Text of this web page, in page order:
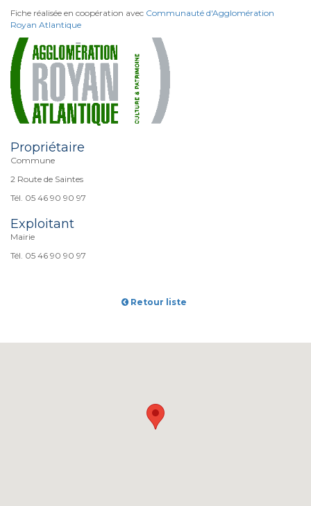
Fiche réalisée en coopération avec Communauté d'Agglomération
Royan Atlantique
Propriétaire
Commune
2 Route de Saintes
Tél. 05 46 90 90 97
Exploitant
Mairie
Tél. 05 46 90 90 97
Retour liste